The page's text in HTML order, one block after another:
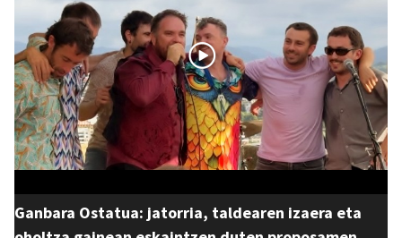
Ganbara Ostatua: jatorria, taldearen izaera eta